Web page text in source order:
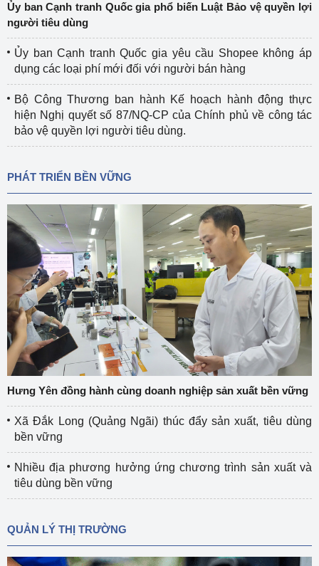
Ủy ban Cạnh tranh Quốc gia phổ biến Luật Bảo vệ quyền lợi
người tiêu dùng
Ủy ban Cạnh tranh Quốc gia yêu cầu Shopee không áp
dụng các loại phí mới đối với người bán hàng
Bộ Công Thương ban hành Kế hoạch hành động thực
hiện Nghị quyết số 87/NQ-CP của Chính phủ về công tác
bảo vệ quyền lợi người tiêu dùng.
PHÁT TRIỂN BỀN VỮNG
Hưng Yên đồng hành cùng doanh nghiệp sản xuất bền vững
Xã Đắk Long (Quảng Ngãi) thúc đẩy sản xuất, tiêu dùng
bền vững
Nhiều địa phương hưởng ứng chương trình sản xuất và
tiêu dùng bền vững
QUẢN LÝ THỊ TRƯỜNG